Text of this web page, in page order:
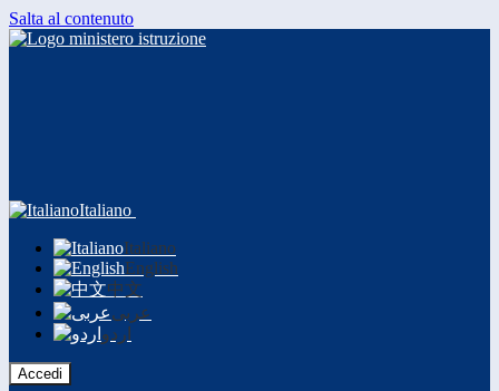
Salta al contenuto
Italiano
Italiano
English
中文
عربى
اردو
Accedi